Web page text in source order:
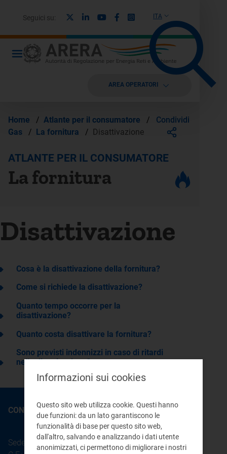
ITA
Seguici su: LinkedinYoutubeFacebook
Instagram
AREA OPERATORI
Home / Atlante per il consumatore
/
Gas
/ La fornitura / Disattivazione
Condividi
ATLANTE PER IL CONSUMATORE
La fornitura
Disattivazione
Cosa è la disattivazione della fornitura?
Come si richiede la disattivazione?
Quanto tempo occorre per la
disattivazione?
Quanto costa disattivare la fornitura?
Sono previsti indennizzi in caso di ritardi
nella disattivazione?
CONTATTI
Sede legale: Piazza Cavour 5 - 20121 - Milano
Informazioni sui cookies
Questo sito web utilizza cookie. Questi hanno
due funzioni: da un lato garantiscono le
funzionalità di base per questo sito web,
dall'altro, salvando e analizzando i dati utente
anonimizzati, ci permettono di migliorare i nostri